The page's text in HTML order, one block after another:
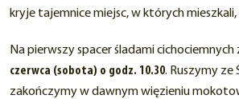
kryje tajemnice miejsc, w których mieszkali,
Na pierwszy spacer śladami
czerwca (sobota) o godz. 10.30. Ruszymy ze
zakończymy w dawnym więzieniu